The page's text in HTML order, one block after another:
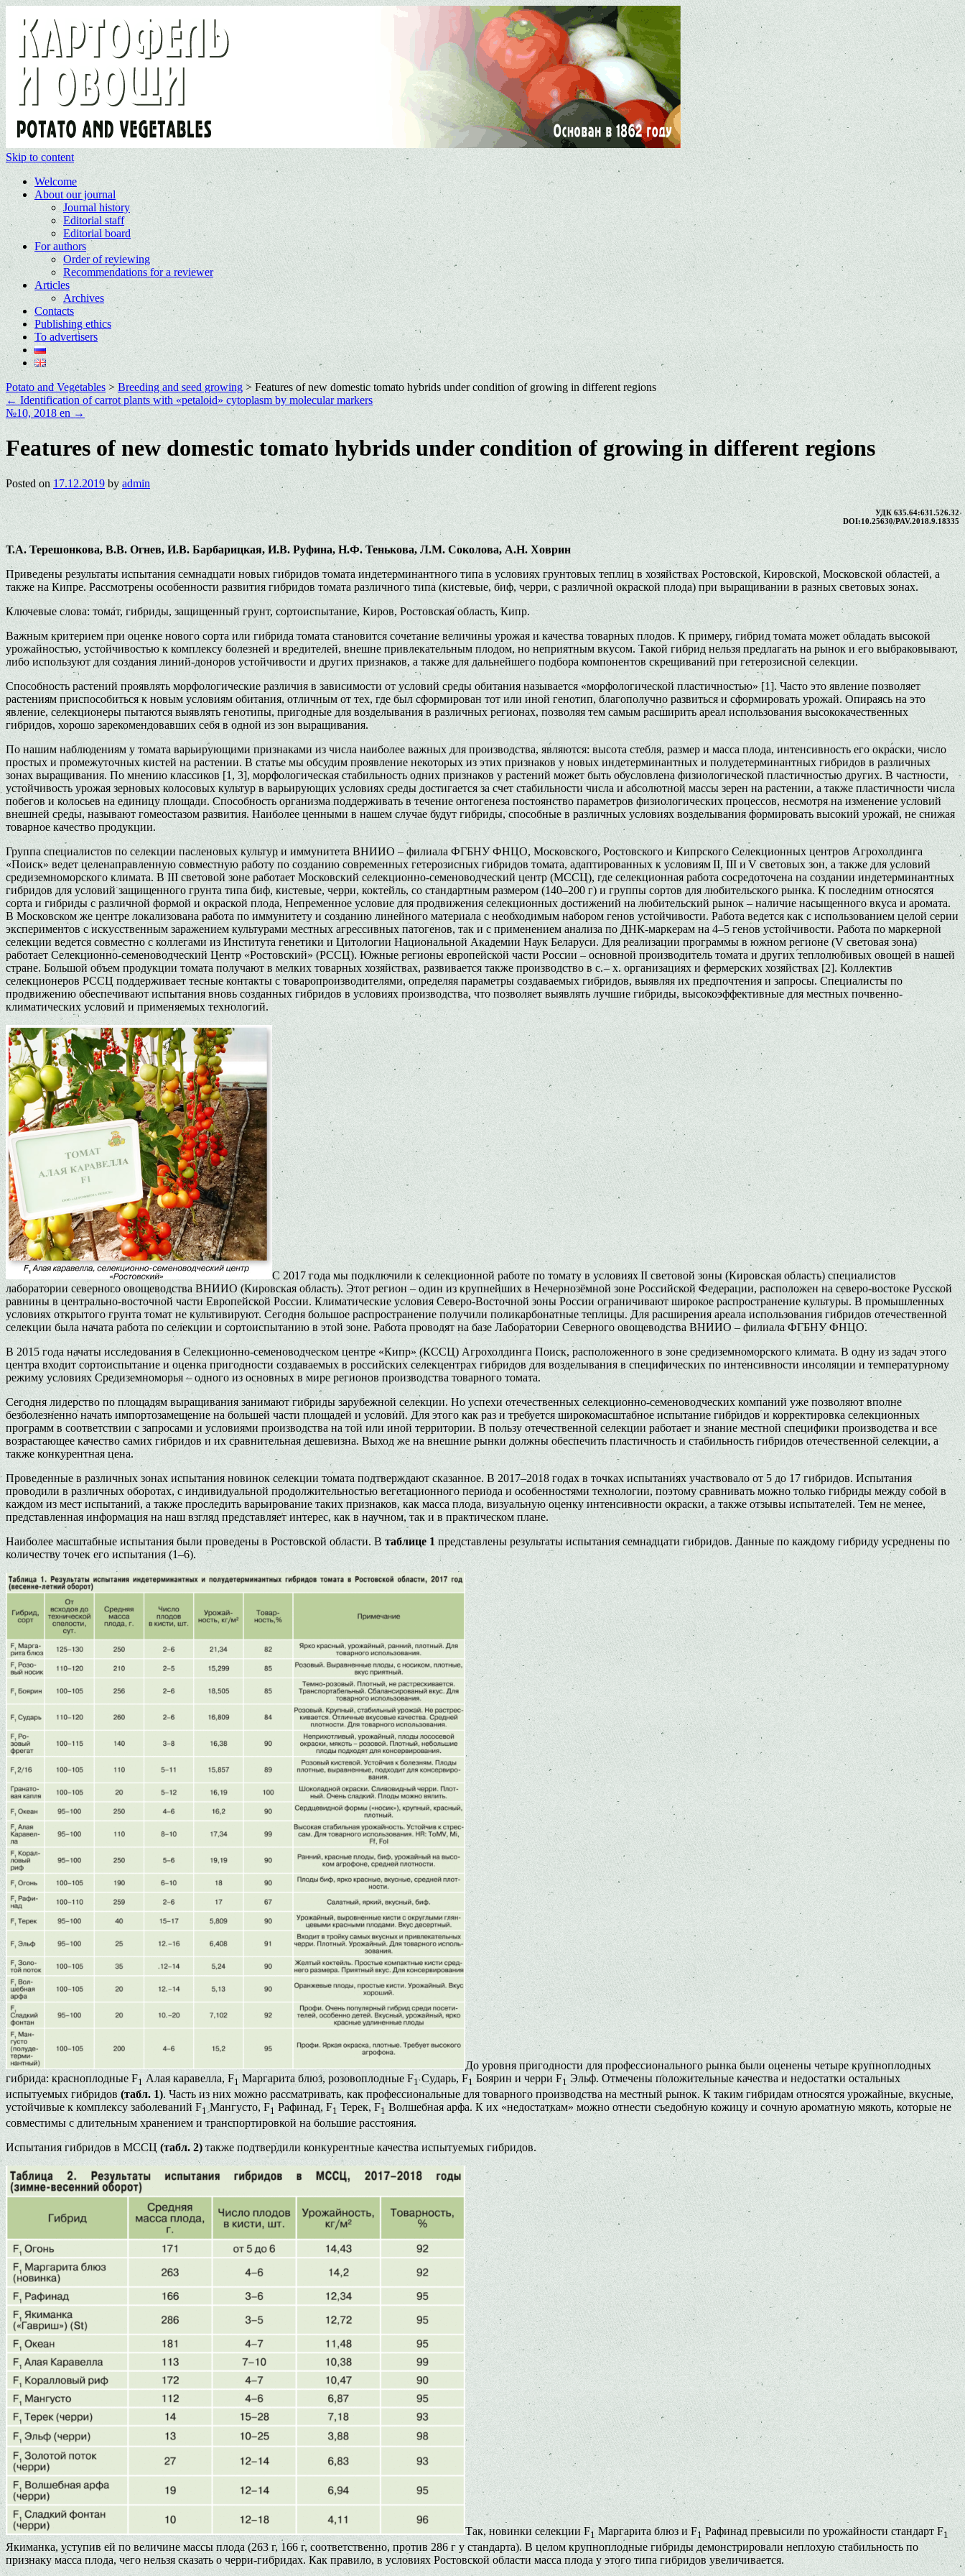
Skip to content
Welcome
About our journal
Journal history
Editorial staff
Editorial board
For authors
Order of reviewing
Recommendations for a reviewer
Articles
Archives
Contacts
Publishing ethics
To advertisers
Potato and Vegetables> Breeding and seed growing >Features of new domestic tomato hybrids under condition of growing in different regions
← Identification of carrot plants with «petaloid» cytoplasm by molecular markers
№10, 2018 en →
Features of new domestic tomato hybrids under condition of growing in different regions
Posted on 17.12.2019 by admin
УДК 635.64:631.526.32
DOI:10.25630/PAV.2018.9.18335
Т.А. Терешонкова, В.В. Огнев, И.В. Барбарицкая, И.В. Руфина, Н.Ф. Тенькова, Л.М. Соколова, А.Н. Ховрин
Приведены результаты испытания семнадцати новых гибридов томата индетерминантного типа в условиях грунтовых теплиц в хозяйствах Ростовской, Кировской, Московской областей, а
также на Кипре. Рассмотрены особенности развития гибридов томата различного типа (кистевые, биф, черри, с различной окраской плода) при выращивании в разных световых зонах.
Ключевые слова: томат, гибриды, защищенный грунт, сортоиспытание, Киров, Ростовская область, Кипр.
Важным критерием при оценке нового сорта или гибрида томата становится сочетание величины урожая и качества товарных плодов. К примеру, гибрид томата может обладать высокой
урожайностью, устойчивостью к комплексу болезней и вредителей, внешне привлекательным плодом, но неприятным вкусом. Такой гибрид нельзя предлагать на рынок и его выбраковывают,
либо используют для создания линий-доноров устойчивости и других признаков, а также для дальнейшего подбора компонентов скрещиваний при гетерозисной селекции.
Способность растений проявлять морфологические различия в зависимости от условий среды обитания называется «морфологической пластичностью» [1]. Часто это явление позволяет
растениям приспособиться к новым условиям обитания, отличным от тех, где был сформирован тот или иной генотип, благополучно развиться и сформировать урожай. Опираясь на это
явление, селекционеры пытаются выявлять генотипы, пригодные для возделывания в различных регионах, позволяя тем самым расширить ареал использования высококачественных
гибридов, хорошо зарекомендовавших себя в одной из зон выращивания.
По нашим наблюдениям у томата варьирующими признаками из числа наиболее важных для производства, являются: высота стебля, размер и масса плода, интенсивность его окраски, число
простых и промежуточных кистей на растении. В статье мы обсудим проявление некоторых из этих признаков у новых индетерминантных и полудетерминантных гибридов в различных
зонах выращивания. По мнению классиков [1, 3], морфологическая стабильность одних признаков у растений может быть обусловлена физиологической пластичностью других. В частности,
устойчивость урожая зерновых колосовых культур в варьирующих условиях среды достигается за счет стабильности числа и абсолютной массы зерен на растении, а также пластичности числа
побегов и колосьев на единицу площади. Способность организма поддерживать в течение онтогенеза постоянство параметров физиологических процессов, несмотря на изменение условий
внешней среды, называют гомеостазом развития. Наиболее ценными в нашем случае будут гибриды, способные в различных условиях возделывания формировать высокий урожай, не снижая
товарное качество продукции.
Группа специалистов по селекции пасленовых культур и иммунитета ВНИИО – филиала ФГБНУ ФНЦО, Московского, Ростовского и Кипрского Селекционных центров Агрохолдинга
«Поиск» ведет целенаправленную совместную работу по созданию современных гетерозисных гибридов томата, адаптированных к условиям II, III и V световых зон, а также для условий
средиземноморского климата. В III световой зоне работает Московский селекционно-семеноводческий центр (МССЦ), где селекционная работа сосредоточена на создании индетерминантных
гибридов для условий защищенного грунта типа биф, кистевые, черри, коктейль, со стандартным размером (140–200 г) и группы сортов для любительского рынка. К последним относятся
сорта и гибриды с различной формой и окраской плода, Непременное условие для продвижения селекционных достижений на любительский рынок – наличие насыщенного вкуса и аромата.
В Московском же центре локализована работа по иммунитету и созданию линейного материала с необходимым набором генов устойчивости. Работа ведется как с использованием целой серии
экспериментов с искусственным заражением культурами местных агрессивных патогенов, так и с применением анализа по ДНК-маркерам на 4–5 генов устойчивости. Работа по маркерной
селекции ведется совместно с коллегами из Института генетики и Цитологии Национальной Академии Наук Беларуси. Для реализации программы в южном регионе (V световая зона)
работает Селекционно-семеноводческий Центр «Ростовский» (РССЦ). Южные регионы европейской части России – основной производитель томата и других теплолюбивых овощей в нашей
стране. Большой объем продукции томата получают в мелких товарных хозяйствах, развивается также производство в с. – х. организациях и фермерских хозяйствах [2]. Коллектив
селекционеров РССЦ поддерживает тесные контакты с товаропроизводителями, определяя параметры создаваемых гибридов, выявляя их предпочтения и запросы. Специалисты по
продвижению обеспечивают испытания вновь созданных гибридов в условиях производства, что позволяет выявлять лучшие гибриды, высокоэффективные для местных почвенно-
климатических условий и применяемых технологий.
С 2017 года мы подключили к селекционной работе по томату в условиях II световой зоны (Кировская область) специалистов
лаборатории северного овощеводства ВНИИО (Кировская область). Этот регион – один из крупнейших в Нечернозёмной зоне Российской Федерации, расположен на северо-востоке Русской
равнины в центрально-восточной части Европейской России. Климатические условия Северо-Восточной зоны России ограничивают широкое распространение культуры. В промышленных
условиях открытого грунта томат не культивируют. Сегодня большое распространение получили поликарбонатные теплицы. Для расширения ареала использования гибридов отечественной
селекции была начата работа по селекции и сортоиспытанию в этой зоне. Работа проводят на базе Лаборатории Северного овощеводства ВНИИО – филиала ФГБНУ ФНЦО.
В 2015 года начаты исследования в Селекционно-семеноводческом центре «Кипр» (КССЦ) Агрохолдинга Поиск, расположенного в зоне средиземноморского климата. В одну из задач этого
центра входит сортоиспытание и оценка пригодности создаваемых в российских селекцентрах гибридов для возделывания в специфических по интенсивности инсоляции и температурному
режиму условиях Средиземноморья – одного из основных в мире регионов производства товарного томата.
Сегодня лидерство по площадям выращивания занимают гибриды зарубежной селекции. Но успехи отечественных селекционно-семеноводческих компаний уже позволяют вполне
безболезненно начать импортозамещение на большей части площадей и условий. Для этого как раз и требуется широкомасштабное испытание гибридов и корректировка селекционных
программ в соответствии с запросами и условиями производства на той или иной территории. В пользу отечественной селекции работает и знание местной специфики производства и все
возрастающее качество самих гибридов и их сравнительная дешевизна. Выход же на внешние рынки должны обеспечить пластичность и стабильность гибридов отечественной селекции, а
также конкурентная цена.
Проведенные в различных зонах испытания новинок селекции томата подтверждают сказанное. В 2017–2018 годах в точках испытаниях участвовало от 5 до 17 гибридов. Испытания
проводили в различных оборотах, с индивидуальной продолжительностью вегетационного периода и особенностями технологии, поэтому сравнивать можно только гибриды между собой в
каждом из мест испытаний, а также проследить варьирование таких признаков, как масса плода, визуальную оценку интенсивности окраски, а также отзывы испытателей. Тем не менее,
представленная информация на наш взгляд представляет интерес, как в научном, так и в практическом плане.
Наиболее масштабные испытания были проведены в Ростовской области. Втаблице 1представлены результаты испытания семнадцати гибридов. Данные по каждому гибриду усреднены по
количеству точек его испытания (1–6).
До уровня пригодности для профессионального рынка были оценены четыре крупноплодных
гибрида: красноплодные F1 Алая каравелла, F1 Маргарита блюз, розовоплодные F1Сударь, F1 Боярин и черри F1 Эльф. Отмечены положительные качества и недостатки остальных
испытуемых гибридов(табл. 1). Часть из них можно рассматривать, как профессиональные для товарного производства на местный рынок. К таким гибридам относятся урожайные, вкусные,
устойчивые к комплексу заболеваний F1Мангусто, F1 Рафинад, F1 Терек, F1 Волшебная арфа. К их «недостаткам» можно отнести съедобную кожицу и сочную ароматную мякоть, которые не
совместимы с длительным хранением и транспортировкой на большие расстояния.
Испытания гибридов в МССЦ (табл. 2)также подтвердили конкурентные качества испытуемых гибридов.
Так, новинки селекции F1Маргарита блюз и F1 Рафинад превысили по урожайности стандарт F1
Якиманка, уступив ей по величине массы плода (263 г, 166 г, соответственно, против 286 г у стандарта). В целом крупноплодные гибриды демонстрировали неплохую стабильность по
признаку масса плода, чего нельзя сказать о черри-гибридах. Как правило, в условиях Ростовской области масса плода у этого типа гибридов увеличивается.